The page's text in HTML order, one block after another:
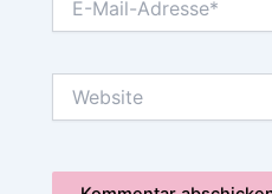
Mail-